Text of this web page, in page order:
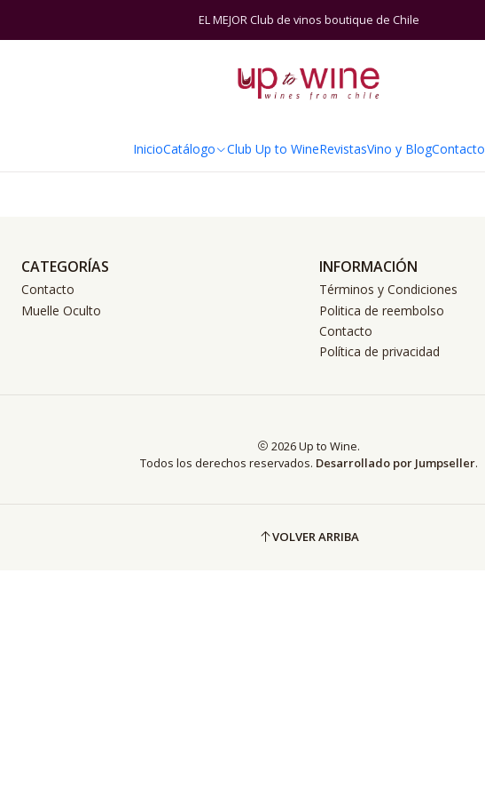
InicioCatálogo Club Up to WineRevistasVino y BlogContacto
EL MEJOR Club de vinos boutique de Chile
Inicio Catálogo Viñas Maitía
Todavía no hay productos disponibles aquí
CATEGORÍAS
Contacto
Muelle Oculto
INFORMACIÓN
Términos y Condiciones
Politica de reembolso
Contacto
Política de privacidad
2026 Up to Wine.
Todos los derechos reservados. Desarrollado por Jumpseller.
VOLVER ARRIBA